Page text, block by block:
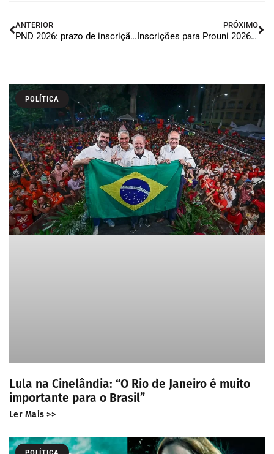
ANTERIOR
PND 2026: prazo de inscrição é prorrogado até sexta-feira
PRÓXIMO
Inscrições para Prouni 2026 do 2º semestre estão abertas
POLÍTICA
Lula na Cinelândia: “O Rio de Janeiro é muito
importante para o Brasil”
Ler Mais >>